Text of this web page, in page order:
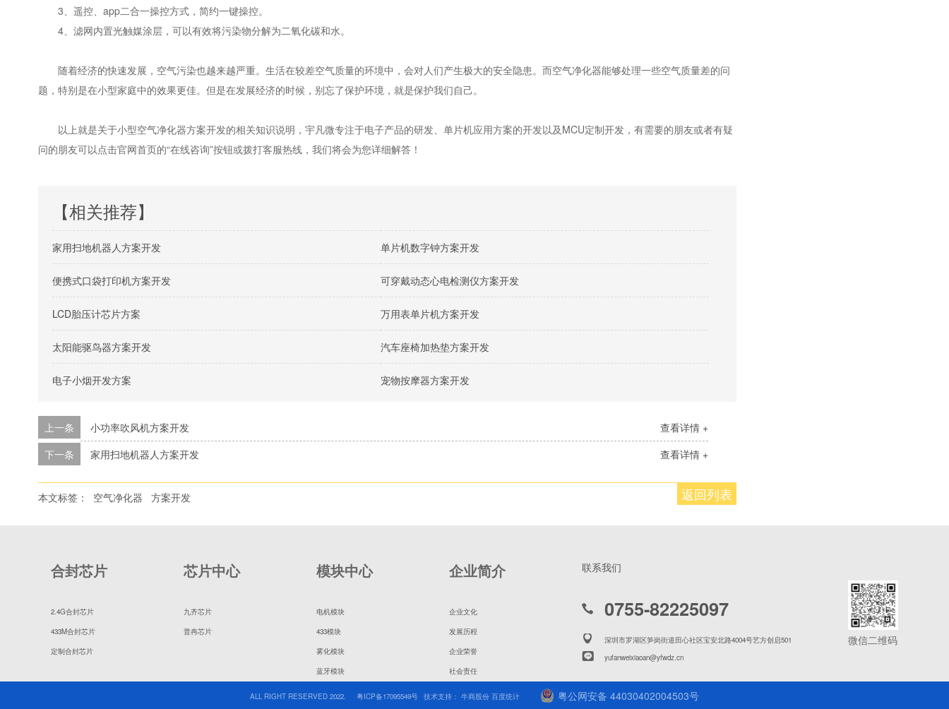
3、遥控、app二合一操控方式，简约一键操控。
4、滤网内置光触媒涂层，可以有效将污染物分解为二氧化碳和水。
随着经济的快速发展，空气污染也越来越严重。生活在较差空气质量的环境中，会对人们产生极大的安全隐患。而空气净化器能够处理一些空气质量差的问
题，特别是在小型家庭中的效果更佳。但是在发展经济的时候，别忘了保护环境，就是保护我们自己。
以上就是关于小型空气净化器方案开发的相关知识说明，宇凡微专注于电子产品的研发、单片机应用方案的开发以及MCU定制开发，有需要的朋友或者有疑
问的朋友可以点击官网首页的“在线咨询”按钮或拨打客服热线，我们将会为您详细解答！
【相关推荐】
家用扫地机器人方案开发 单片机数字钟方案开发
便携式口袋打印机方案开发 可穿戴动态心电检测仪方案开发
LCD胎压计芯片方案 万用表单片机方案开发
太阳能驱鸟器方案开发 汽车座椅加热垫方案开发
电子小烟开发方案 宠物按摩器方案开发
查看详情 +
上一条
小功率吹风机方案开发
查看详情 +
下一条 家用扫地机器人方案开发
返回列表
本文标签： 空气净化器 方案开发
合封芯片
2.4G合封芯片
433M合封芯片
定制合封芯片
芯片中心
九齐芯片
普冉芯片
模块中心
电机模块
433模块
雾化模块
蓝牙模块
企业简介
企业文化
发展历程
企业荣誉
社会责任
联系我们
0755-82225097
深圳市罗湖区笋岗街道田心社区宝安北路4004号艺方创启501
yufanweixiaoan@yfwdz.cn
微信二维码
ALL RIGHT RESERVED 2022. 粤ICP备17095549号 技术支持： 牛商股份 百度统计 粤公网安备 44030402004503号